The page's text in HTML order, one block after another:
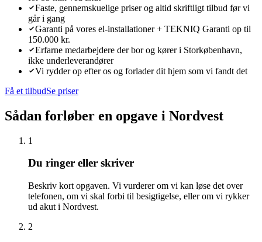
Faste, gennemskuelige priser og altid skriftligt tilbud før vi
går i gang
Garanti på vores el-installationer + TEKNIQ Garanti op til
150.000 kr.
Erfarne medarbejdere der bor og kører i Storkøbenhavn,
ikke underleverandører
Vi rydder op efter os og forlader dit hjem som vi fandt det
Få et tilbudSe priser
Sådan forløber en opgave i Nordvest
1
Du ringer eller skriver
Beskriv kort opgaven. Vi vurderer om vi kan løse det over
telefonen, om vi skal forbi til besigtigelse, eller om vi rykker
ud akut i Nordvest.
2